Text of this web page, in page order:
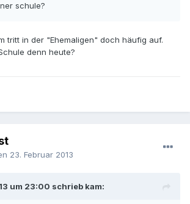
schule?
tritt in der "Ehemaligen" doch häufig auf.
denn heute?
23. Februar 2013
um 23:00 schrieb kam: